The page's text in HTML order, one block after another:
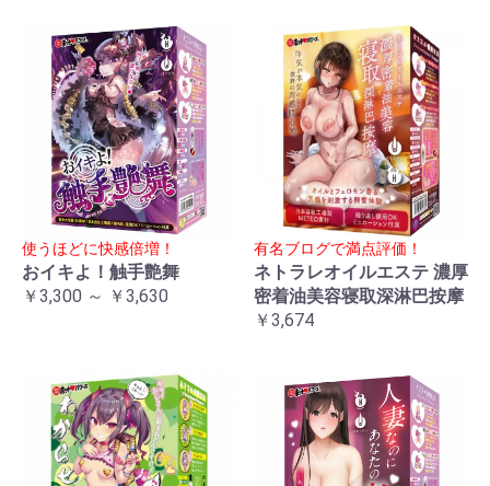
使うほどに快感倍増！
おイキよ！触手艶舞
￥3,300 ～ ￥3,630
有名ブログで満点評価！
ネトラレオイルエステ 濃厚
密着油美容寝取深淋巴按摩
￥3,674